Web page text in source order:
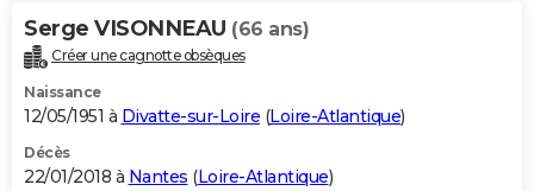
Serge VISONNEAU (66 ans)
Créer une cagnotte obsèques
Naissance
12/05/1951 à Divatte-sur-Loire (Loire-Atlantique)
Décès
22/01/2018 à Nantes (Loire-Atlantique)